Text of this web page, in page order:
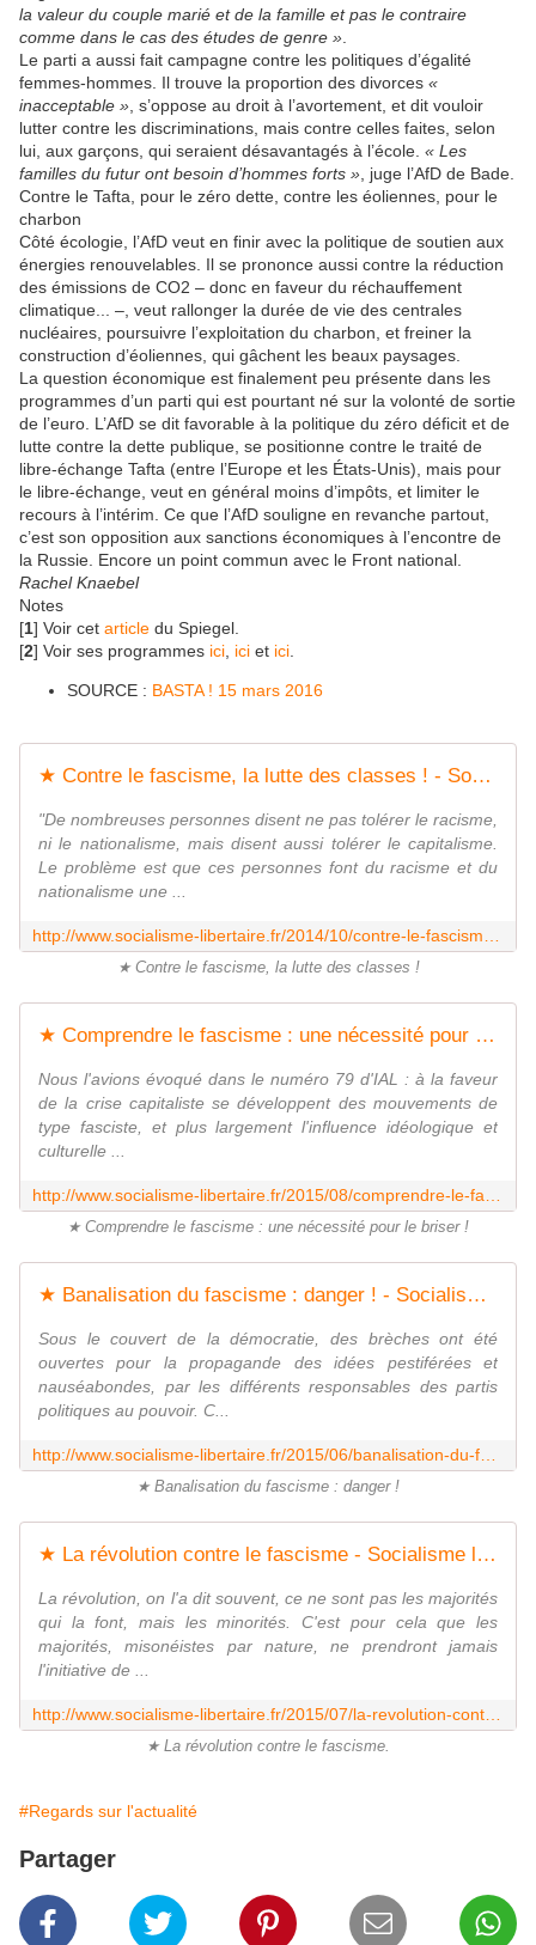
la valeur du couple marié et de la famille et pas le contraire
comme dans le cas des études de genre »
Le parti a aussi fait campagne contre les politiques d’égalité
femmes-hommes. Il trouve la proportion des divorces «
inacceptable » , s’oppose au droit à l’avortement, et dit vouloir
lutter contre les discriminations, mais contre celles faites, selon
lui, aux garçons, qui seraient désavantagés à l’école. « Les
familles du futur ont besoin d’hommes forts » , juge l’AfD de Bade.
Contre le Tafta, pour le zéro dette, contre les éoliennes, pour le
charbon
Côté écologie, l’AfD veut en finir avec la politique de soutien aux
énergies renouvelables. Il se prononce aussi contre la réduction
des émissions de CO2 – donc en faveur du réchauffement
climatique... –, veut rallonger la durée de vie des centrales
nucléaires, poursuivre l’exploitation du charbon, et freiner la
construction d’éoliennes, qui gâchent les beaux paysages.
La question économique est finalement peu présente dans les
programmes d’un parti qui est pourtant né sur la volonté de sortie
de l’euro. L’AfD se dit favorable à la politique du zéro déficit et de
lutte contre la dette publique, se positionne contre le traité de
libre-échange Tafta (entre l’Europe et les États-Unis), mais pour
le libre-échange, veut en général moins d’impôts, et limiter le
recours à l’intérim. Ce que l’AfD souligne en revanche partout,
c’est son opposition aux sanctions économiques à l’encontre de
la Russie. Encore un point commun avec le Front national.
Rachel Knaebel
Notes
[1] Voir cet article du Spiegel.
[2] Voir ses programmes ici ici et ici
SOURCE : BASTA ! 15 mars 2016
★ Contre le fascisme, la lutte des classes ! - Socialisme libertaire
"De nombreuses personnes disent ne pas tolérer le racisme,
ni le nationalisme, mais disent aussi tolérer le capitalisme.
Le problème est que ces personnes font du racisme et du
nationalisme une ...
★ Contre le fascisme, la lutte des classes !
★ Comprendre le fascisme : une nécessité pour le briser ! - Socialisme libertaire
Nous l'avions évoqué dans le numéro 79 d'IAL : à la faveur
de la crise capitaliste se développent des mouvements de
type fasciste, et plus largement l'influence idéologique et
culturelle ...
★ Comprendre le fascisme : une nécessité pour le briser !
★ Banalisation du fascisme : danger ! - Socialisme libertaire
Sous le couvert de la démocratie, des brèches ont été
ouvertes pour la propagande des idées pestiférées et
nauséabondes, par les différents responsables des partis
politiques au pouvoir. C...
★ Banalisation du fascisme : danger !
★ La révolution contre le fascisme - Socialisme libertaire
La révolution, on l'a dit souvent, ce ne sont pas les majorités
qui la font, mais les minorités. C'est pour cela que les
majorités, misonéistes par nature, ne prendront jamais
l'initiative de ...
★ La révolution contre le fascisme.
#Regards sur l'actualité
Partager